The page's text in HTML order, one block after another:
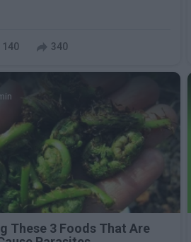
140 340
These 3 Foods That Are